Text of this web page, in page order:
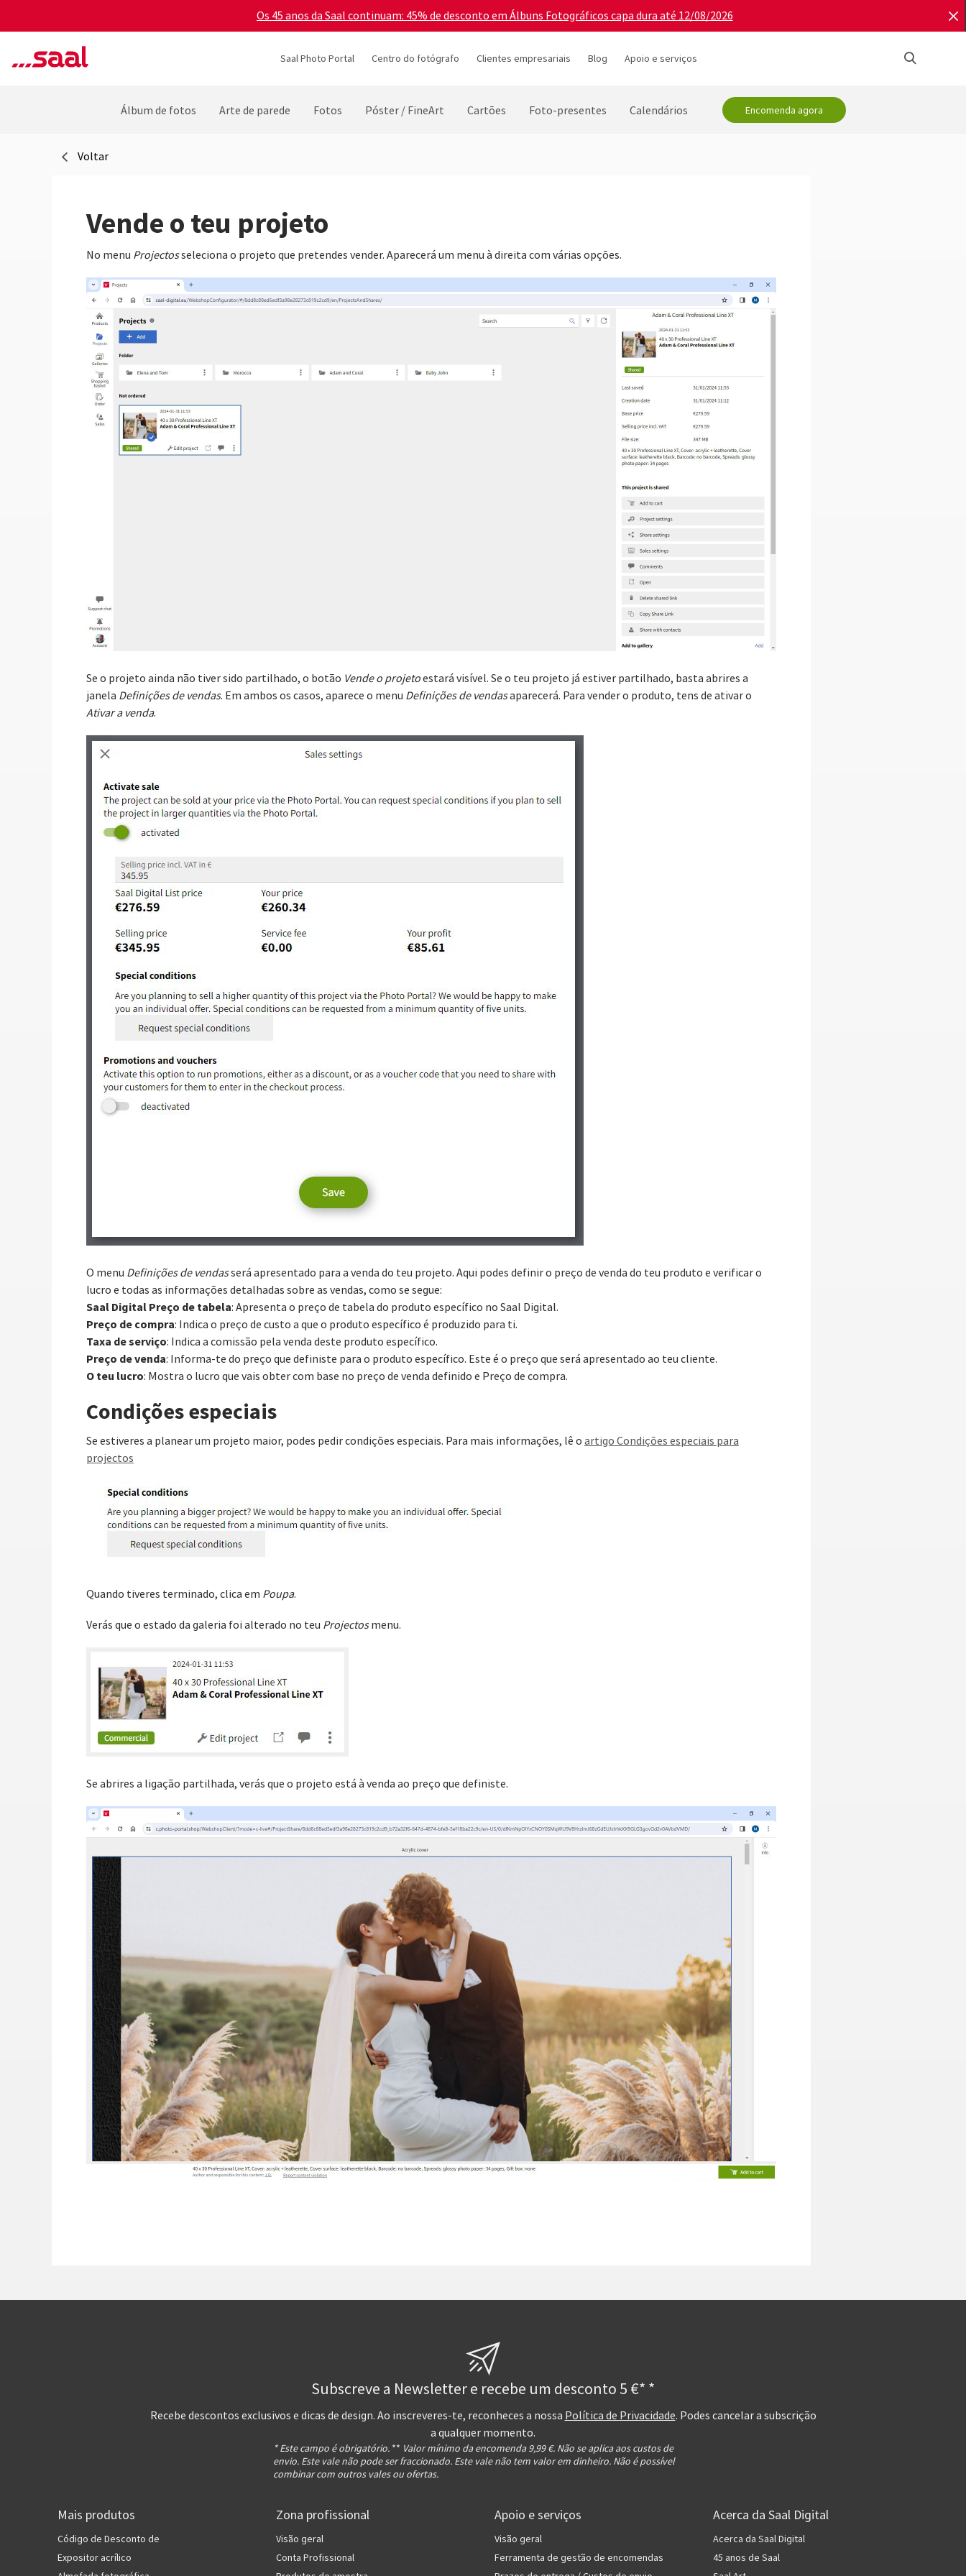
Os 45 anos da Saal continuam: 45% de desconto em Álbuns Fotográficos capa dura até 12/08/2026
Saal Photo Portal Centro do fotógrafo Clientes empresariais Blog Apoio e serviços
Álbum de fotos Arte de parede Fotos Póster / FineArt Cartões Foto-presentes Calendários Encomenda agora
Voltar
Vende o teu projeto
No menu Projectosseleciona o projeto que pretendes vender. Aparecerá um menu à direita com várias opções.
Se o projeto ainda não tiver sido partilhado, o botão Vende o projetoestará visível. Se o teu projeto já estiver partilhado, basta abrires a
janela Definições de vendas. Em ambos os casos, aparece o menu Definições de vendasaparecerá. Para vender o produto, tens de ativar o
Ativar a venda.
O menu Definições de vendasserá apresentado para a venda do teu projeto. Aqui podes definir o preço de venda do teu produto e verificar o
lucro e todas as informações detalhadas sobre as vendas, como se segue:
Saal Digital Preço de tabela: Apresenta o preço de tabela do produto específico no Saal Digital.
Preço de compra: Indica o preço de custo a que o produto específico é produzido para ti.
Taxa de serviço: Indica a comissão pela venda deste produto específico.
Preço de venda: Informa-te do preço que definiste para o produto específico. Este é o preço que será apresentado ao teu cliente.
O teu lucro: Mostra o lucro que vais obter com base no preço de venda definido e Preço de compra.
Condições especiais
Se estiveres a planear um projeto maior, podes pedir condições especiais. Para mais informações, lê o artigo Condições especiais para
projectos
Quando tiveres terminado, clica em Poupa.
Verás que o estado da galeria foi alterado no teu Projectosmenu.
Se abrires a ligação partilhada, verás que o projeto está à venda ao preço que definiste.
Subscreve a Newsletter e recebe um desconto 5 €* *
Recebe descontos exclusivos e dicas de design. Ao inscreveres-te, reconheces a nossa Política de Privacidade. Podes cancelar a subscrição
a qualquer momento.
* Este campo é obrigatório. ** Valor mínimo da encomenda 9,99 €. Não se aplica aos custos de
envio. Este vale não pode ser fraccionado. Este vale não tem valor em dinheiro. Não é possível
combinar com outros vales ou ofertas.
Mais produtos
Código de Desconto de
Expositor acrílico
Zona profissional
Visão geral
Conta Profissional
Apoio e serviços
Visão geral
Ferramenta de gestão de encomendas
Acerca da Saal Digital
Acerca da Saal Digital
45 anos de Saal